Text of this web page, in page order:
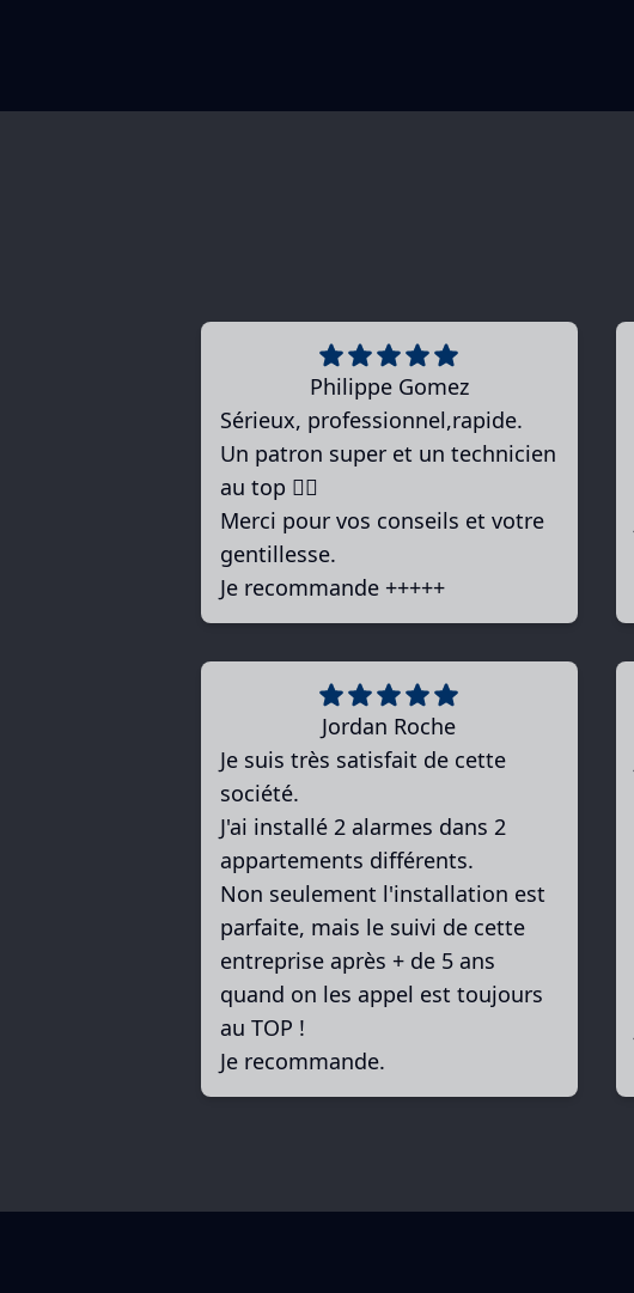
Philippe Gomez
Sérieux, professionnel,rapide.
Un patron super et un technicien
au top 👍🏻
Merci pour vos conseils et votre
gentillesse.
Je recommande +++++
Jordan Roche
Je suis très satisfait de cette
société.
J'ai installé 2 alarmes dans 2
appartements différents.
Non seulement l'installation est
parfaite, mais le suivi de cette
entreprise après + de 5 ans
quand on les appel est toujours
au TOP !
Je recommande.